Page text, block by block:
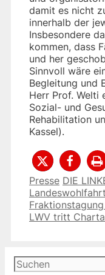
damit es nicht
innerhalb der
Insbesondere
kommen, dass
und her
Sinnvoll wäre
Begleitung und
Herr Prof. Welti
Sozial- und
Rehabilitation
Kassel).
Kategorien
Presse DIE
LWV tritt
Suchen